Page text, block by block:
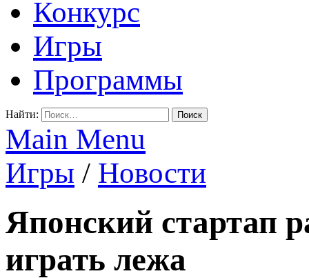
Конкурс
Игры
Программы
Найти:
Main Menu
Игры / Новости
Японский стартап
играть лежа